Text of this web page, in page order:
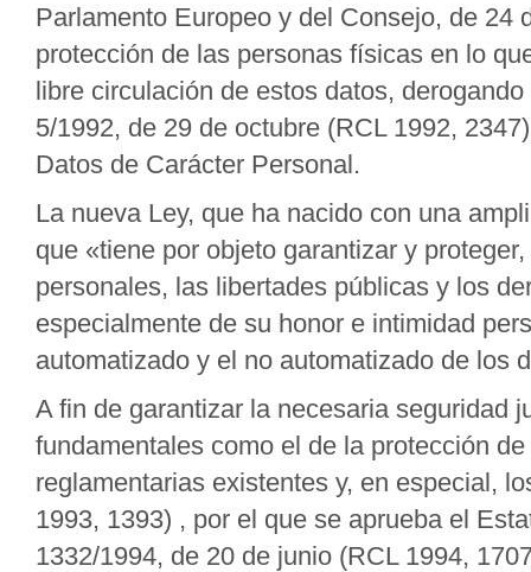
Parlamento Europeo y del Consejo, de 24
protección de las personas físicas en lo
libre circulación de estos datos,
5/1992, de 29 de octubre (RCL 1992,
Datos de Carácter Personal.
La nueva Ley, que ha nacido con una
que «tiene por objeto garantizar y
personales, las libertades públicas y los
especialmente de su honor e intimidad
automatizado y el no automatizado de los
A fin de garantizar la necesaria seguridad
fundamentales como el de la protección
reglamentarias existentes y, en especial,
1993, 1393) , por el que se aprueba el
1332/1994, de 20 de junio (RCL 1994,